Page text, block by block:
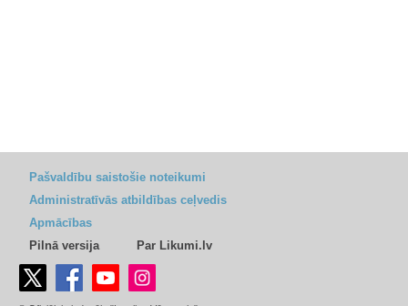
Pašvaldību saistošie noteikumi
Administratīvās atbildības ceļvedis
Apmācības
Pilnā versija
Par Likumi.lv